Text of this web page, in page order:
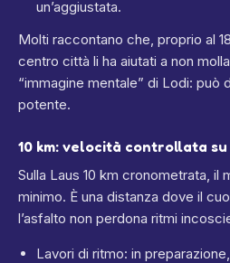
un’aggiustata.
Molti raccontano che, proprio al
centro città li ha aiutati a non
“immagine mentale” di Lodi: può
potente.
10 km: velocità controllata
Sulla Laus 10 km cronometrata, il
minimo. È una distanza dove il
l’asfalto non perdona ritmi
Lavori di ritmo: in